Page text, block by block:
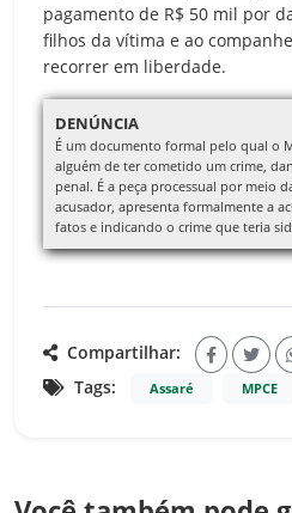
pagamento de R$ 50 mil por
filhos da vítima e ao
recorrer em liberdade.
DENÚNCIA
É um documento formal pelo qual o
alguém de ter cometido um crime,
penal. É a peça processual por meio
acusador, apresenta formalmente a
fatos e indicando o crime que teria
Compartilhar:
Tags:
Assaré MPCE